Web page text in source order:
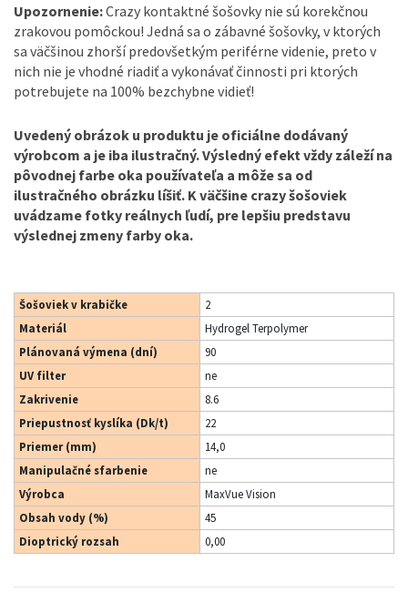
Upozornenie:Crazy kontaktné šošovky nie sú korekčnou
zrakovou pomôckou! Jedná sa o zábavné šošovky, v ktorých
sa väčšinou zhorší predovšetkým periférne videnie, preto v
nich nie je vhodné riadiť a vykonávať činnosti pri ktorých
potrebujete na 100% bezchybne vidieť!
Uvedený obrázok u produktu je oficiálne dodávaný
výrobcom a je iba ilustračný. Výsledný efekt vždy záleží na
pôvodnej farbe oka používateľa a môže sa od
ilustračného obrázku líšiť. K väčšine crazy šošoviek
uvádzame fotky reálnych ľudí, pre lepšiu predstavu
výslednej zmeny farby oka.
Šošoviek v krabičke
2
Materiál
Hydrogel Terpolymer
Plánovaná výmena (dní)
90
UV filter
ne
Zakrivenie
8.6
Priepustnosť kyslíka (Dk/t)
22
Priemer (mm)
14,0
Manipulačné sfarbenie
ne
Výrobca
MaxVue Vision
Obsah vody (%)
45
Dioptrický rozsah
0,00